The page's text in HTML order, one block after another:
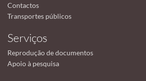
Contactos
Transportes públicos
Serviços
Reprodução de documentos
Apoio à pesquisa